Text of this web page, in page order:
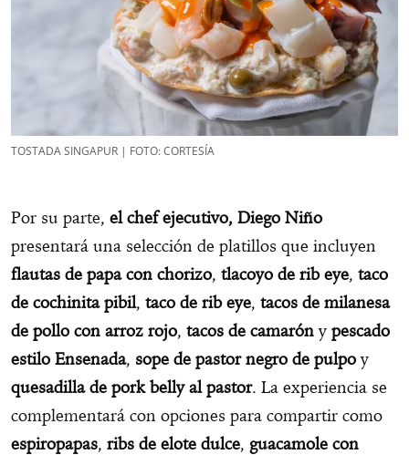
TOSTADA SINGAPUR | FOTO: CORTESÍA
Por su parte, el chef ejecutivo, Diego Niño
presentará una selección de platillos que incluyen
flautas de papa con chorizo, tlacoyo de rib eye, taco
de cochinita pibil, taco de rib eye, tacos de milanesa
de pollo con arroz rojo, tacos de camarón y pescado
estilo Ensenada, sope de pastor negro de pulpo y
quesadilla de pork belly al pastor. La experiencia se
complementará con opciones para compartir como
espiropapas, ribs de elote dulce, guacamole con